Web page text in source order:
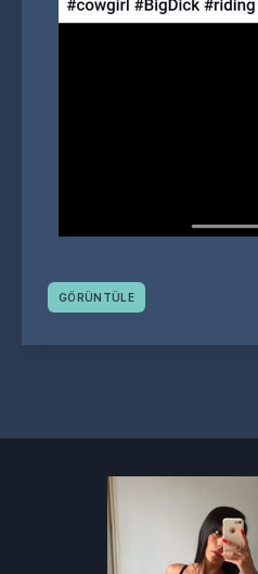
GÖRÜNTÜLE
navigasyonu